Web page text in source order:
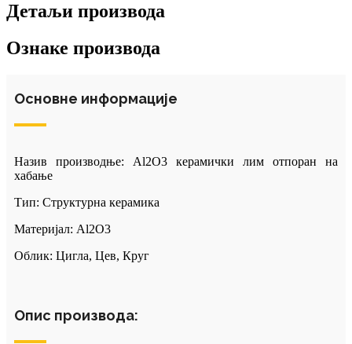
Детаљи производа
Ознаке производа
Основне информације
Назив производње: Al2O3 керамички лим отпоран на
хабање
Тип: Структурна керамика
Материјал: Al2O3
Облик: Цигла, Цев, Круг
Опис производа: